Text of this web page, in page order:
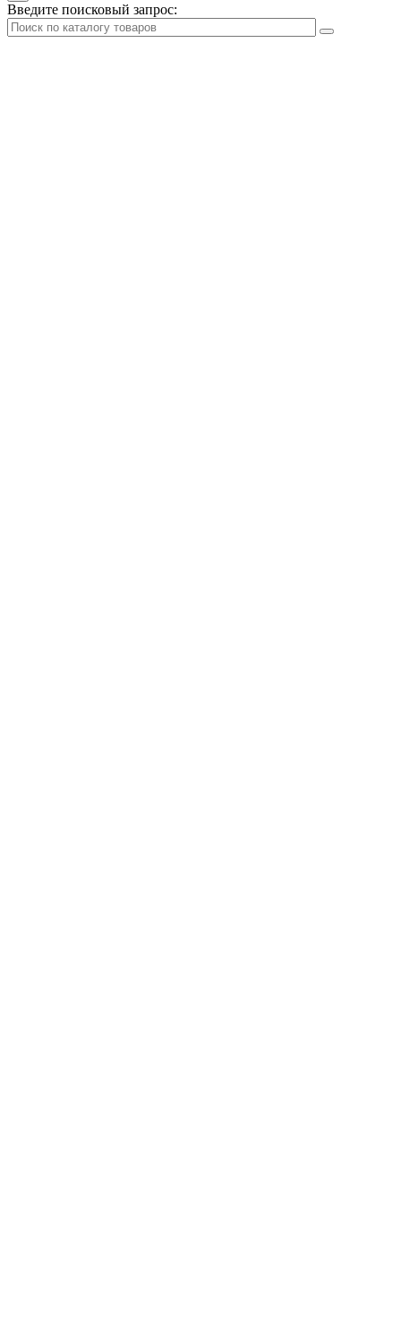
Введите поисковый запрос: